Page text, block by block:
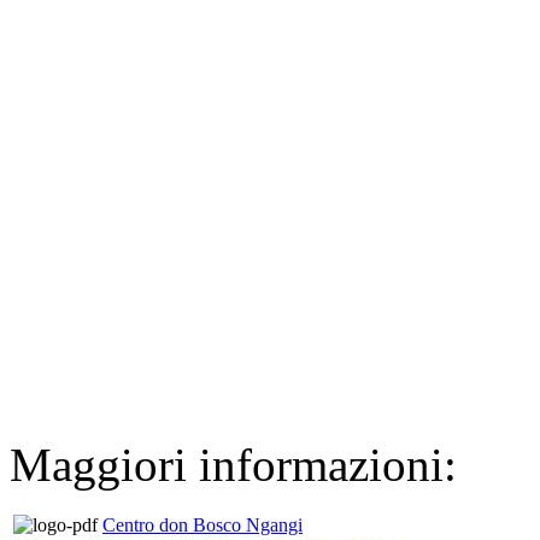
Maggiori informazioni:
Centro don Bosco Ngangi